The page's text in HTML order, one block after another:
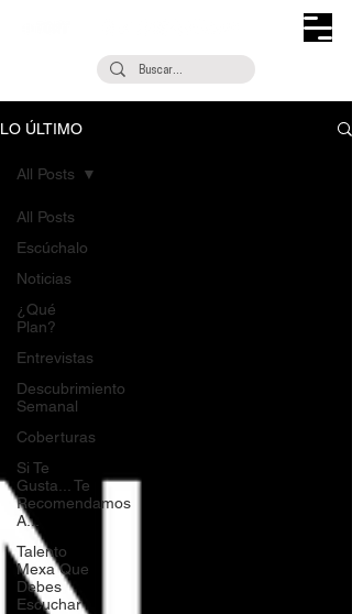
LO ÚLTIMO
All Posts
Escúchalo
Noticias
¿Qué
Plan?
Entrevistas
Descubrimiento
Semanal
Coberturas
Si Te
Gusta... Te
Recomendamos
A...
Talento
Mexa Que
Debes
Escuchar
All Posts